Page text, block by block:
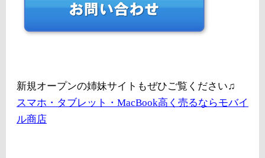
新規オープンの姉妹サイトもぜひご覧ください♫
スマホ・タブレット・MacBook高く売るならモバイ
ル商店